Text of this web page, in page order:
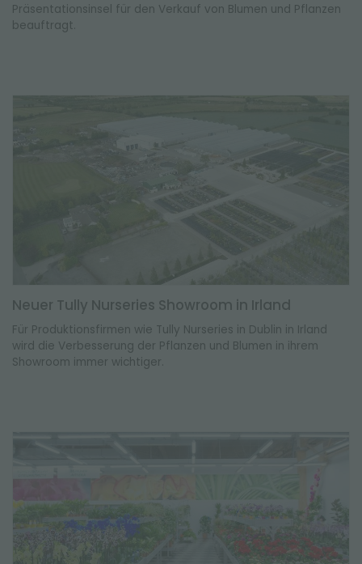
Präsentationsinsel für den Verkauf von Blumen und Pflanzen
beauftragt.
Neuer Tully Nurseries Showroom in Irland
Für Produktionsfirmen wie Tully Nurseries in Dublin in Irland
wird die Verbesserung der Pflanzen und Blumen in ihrem
Showroom immer wichtiger.